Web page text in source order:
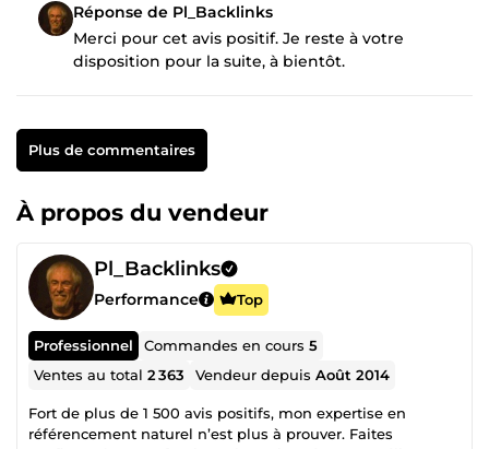
Réponse de Pl_Backlinks
Merci pour cet avis positif. Je reste à votre
disposition pour la suite, à bientôt.
Plus de commentaires
À propos du vendeur
Pl_Backlinks
Performance Top
Professionnel Commandes en cours5
Ventes au total2 363 Vendeur depuisAoût 2014
Fort de plus de 1 500 avis positifs, mon expertise en
référencement naturel n’est plus à prouver. Faites